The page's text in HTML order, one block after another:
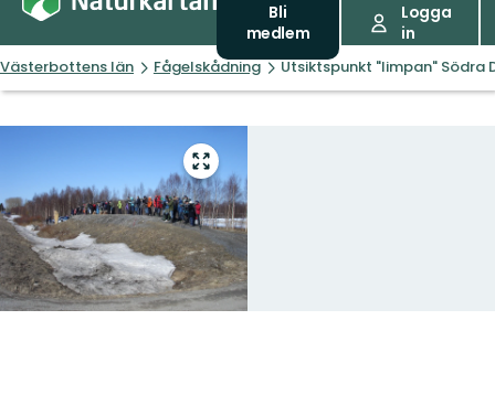
Bli
medlem
Logga
in
Västerbottens län Fågelskådning Utsiktspunkt "limpan" Södra
Gå
till
helskärmsläge